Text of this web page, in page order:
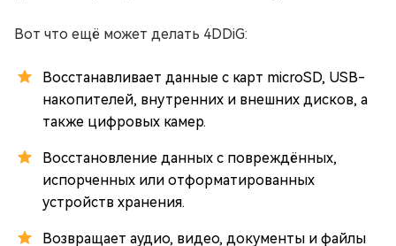
Вот что ещё может делать 4DDiG:
Восстанавливает данные с карт microSD, USB-
накопителей, внутренних и внешних дисков, а
также цифровых камер.
Восстановление данных с повреждённых,
испорченных или отформатированных
устройств хранения.
Возвращает аудио, видео, документы и файлы